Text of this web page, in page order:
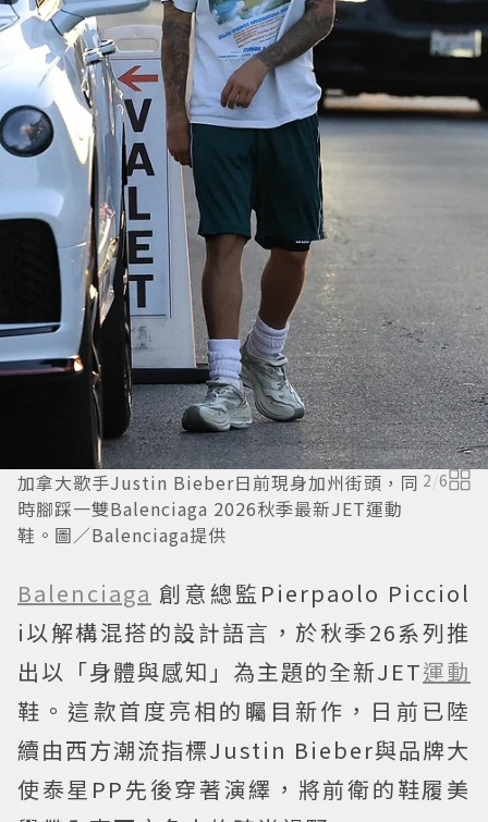
加拿大歌手Justin Bieber日前現身加州街頭，同
時腳踩一雙Balenciaga 2026秋季最新JET運動
鞋。圖／Balenciaga提供
2/6
Balenciaga 創意總監Pierpaolo Picciol
i以解構混搭的設計語言，於秋季26系列推
出以「身體與感知」為主題的全新JET運動
鞋。這款首度亮相的矚目新作，日前已陸
續由西方潮流指標Justin Bieber與品牌大
使泰星PP先後穿著演繹，將前衛的鞋履美